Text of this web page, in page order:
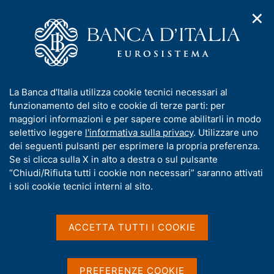
n
u
d
i
n
a
v
i
g
a
o
m
g
e
e
l
s
t
Media
attività ("MiCAR"). Comunicazione della Banca d'Italia
Regolamento (UE)
2023/1114 relativo ai
mercati delle cripto-
attività ("MiCAR").
Banca d'Italia
✕
I
n
f
o
r
m
a
t
La Banca d'Italia utilizza cookie tecnici necessari al
funzionamento del sito e cookie di terze parti: per
maggiori informazioni e per sapere come abilitarli in modo
selettivo leggere l'informativa sulla privacy. Utilizzare uno
dei seguenti pulsanti per esprimere la propria preferenza.
Se si clicca sulla X in alto a destra o sul pulsante
“Chiudi/Rifiuta tutti i cookie non necessari” saranno attivati
i soli cookie tecnici interni al sito.
ACCETTA TUTTI I COOKIE
PREFERENZE COOKIE